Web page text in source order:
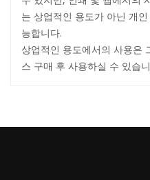
는 상업적인 용도가 아닌 개
능합니다.
상업적인 용도에서의 사용은
스 구매 후 사용하실 수 있습